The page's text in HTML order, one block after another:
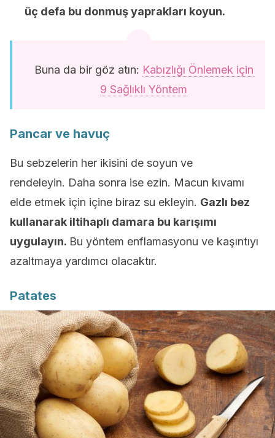
üç defa bu donmuş yaprakları koyun.
Buna da bir göz atın: Kabızlığı Önlemek için
9 Sağlıklı Yöntem
Pancar ve havuç
Bu sebzelerin her ikisini de soyun ve
rendeleyin. Daha sonra ise ezin. Macun kıvamı
elde etmek için içine biraz su ekleyin. Gazlı bez
kullanarak iltihaplı damara bu karışımı
uygulayın. Bu yöntem enflamasyonu ve kaşıntıyı
azaltmaya yardımcı olacaktır.
Patates